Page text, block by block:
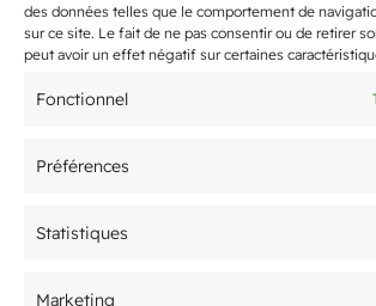
des données telles que le comportement de
sur ce site. Le fait de ne pas consentir ou de retirer
peut avoir un effet négatif sur certaines
Fonctionnel
Préférences
Statistiques
Marketing
5ème édition du Tournoi
organisé par le CAM Tennis